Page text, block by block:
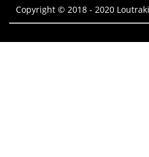
Copyright © 2018 - 2020